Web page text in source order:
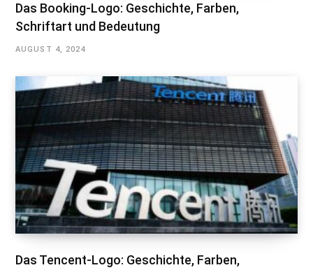
Das Booking-Logo: Geschichte, Farben,
Schriftart und Bedeutung
AUGUST 4, 2024
Das Tencent-Logo: Geschichte, Farben,